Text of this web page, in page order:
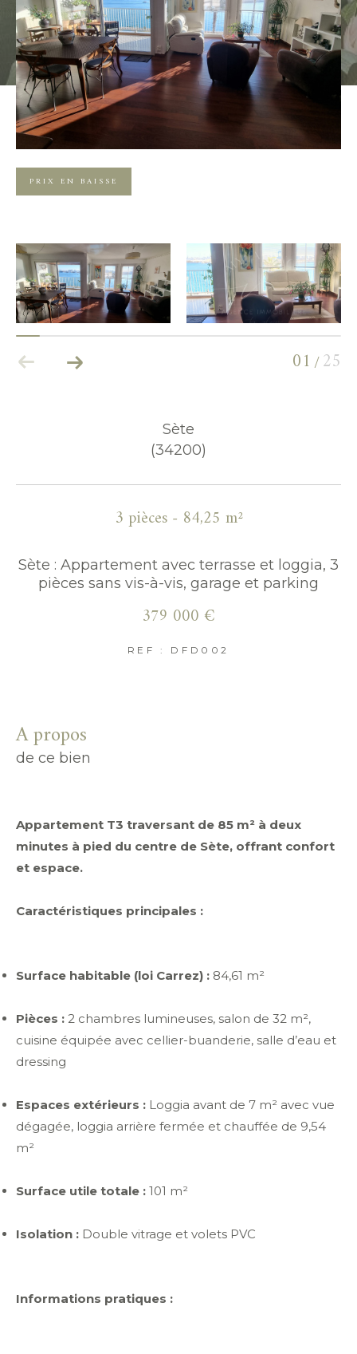
PRIX EN BAISSE
01 / 25
Sète
(34200)
3 pièces - 84,25 m²
Sète : Appartement avec terrasse et loggia, 3
pièces sans vis-à-vis, garage et parking
379 000 €
REF : DFD002
a propos
de ce bien
Appartement T3 traversant de 85 m² à deux
minutes à pied du centre de Sète, offrant confort
et espace.
Caractéristiques principales :
Surface habitable (loi Carrez) : 84,61 m²
Pièces : 2 chambres lumineuses, salon de 32 m²,
cuisine équipée avec cellier-buanderie, salle d’eau et
dressing
Espaces extérieurs : Loggia avant de 7 m² avec vue
dégagée, loggia arrière fermée et chauffée de 9,54
m²
Surface utile totale : 101 m²
Isolation : Double vitrage et volets PVC
Informations pratiques :
Budget
Pièces
0 1
Localisation
AFFINER LES CRITÈRES
Parking Piscine
RECHERCHER